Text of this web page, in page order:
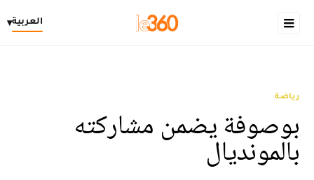
العربية▾
رياضة
بوصوفة يضمن مشاركته
بالمونديال